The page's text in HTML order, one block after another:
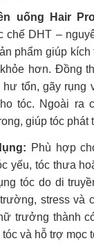
uống Hair
chế DHT –
phẩm giúp
hơn. Đồng
hư tổn, gãy rụng
tóc. Ngoài ra
giúp tóc phát
Phù hợp
yếu, tóc thưa
tóc do di
stress và
trưởng thành
và hỗ trợ mọc